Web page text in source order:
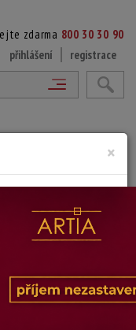
zdarma 800 30 30 90
přihlášení
registrace
×